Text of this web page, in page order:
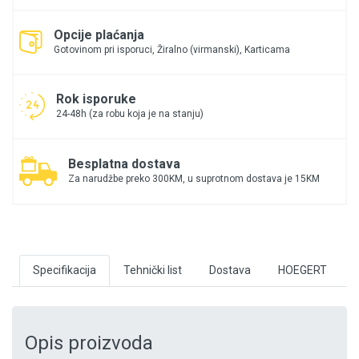
Opcije plaćanja
Gotovinom pri isporuci, Žiralno (virmanski), Karticama
Rok isporuke
24-48h (za robu koja je na stanju)
Besplatna dostava
Za narudžbe preko 300KM, u suprotnom dostava je 15KM
Specifikacija Tehnički list Dostava HOEGERT
Opis proizvoda